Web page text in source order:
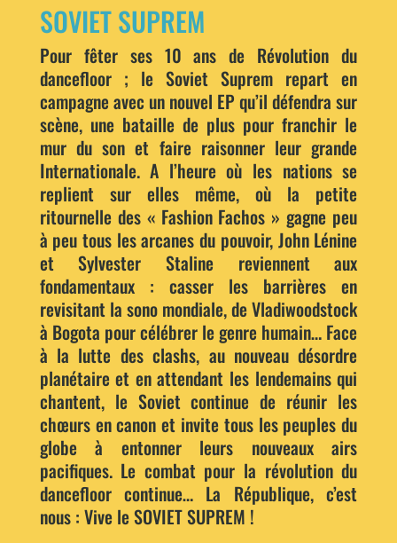
SOVIET SUPREM
Pour fêter ses 10 ans de Révolution du
dancefloor ; le Soviet Suprem repart en
campagne avec un nouvel EP qu’il défendra sur
scène, une bataille de plus pour franchir le
mur du son et faire raisonner leur grande
Internationale. A l’heure où les nations se
replient sur elles même, où la petite
ritournelle des « Fashion Fachos » gagne peu
à peu tous les arcanes du pouvoir, John Lénine
et Sylvester Staline reviennent aux
fondamentaux : casser les barrières en
revisitant la sono mondiale, de Vladiwoodstock
à Bogota pour célébrer le genre humain… Face
à la lutte des clashs, au nouveau désordre
planétaire et en attendant les lendemains qui
chantent, le Soviet continue de réunir les
chœurs en canon et invite tous les peuples du
globe à entonner leurs nouveaux airs
pacifiques. Le combat pour la révolution du
dancefloor continue… La République, c’est
nous : Vive le SOVIET SUPREM !